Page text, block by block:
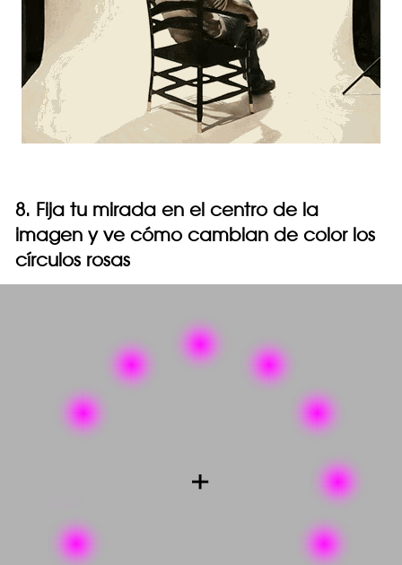
8. Fija tu mirada en el centro de la
imagen y ve cómo cambian de color los
círculos rosas